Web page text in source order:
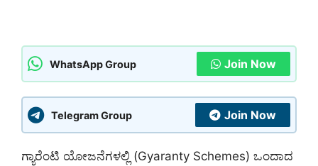
WhatsApp Group Join Now
Telegram Group Join Now
ಗ್ಯಾರೆಂಟಿ ಯೋಜನೆಗಳಲ್ಲಿ (Gyaranty Schemes) ಒಂದಾದ